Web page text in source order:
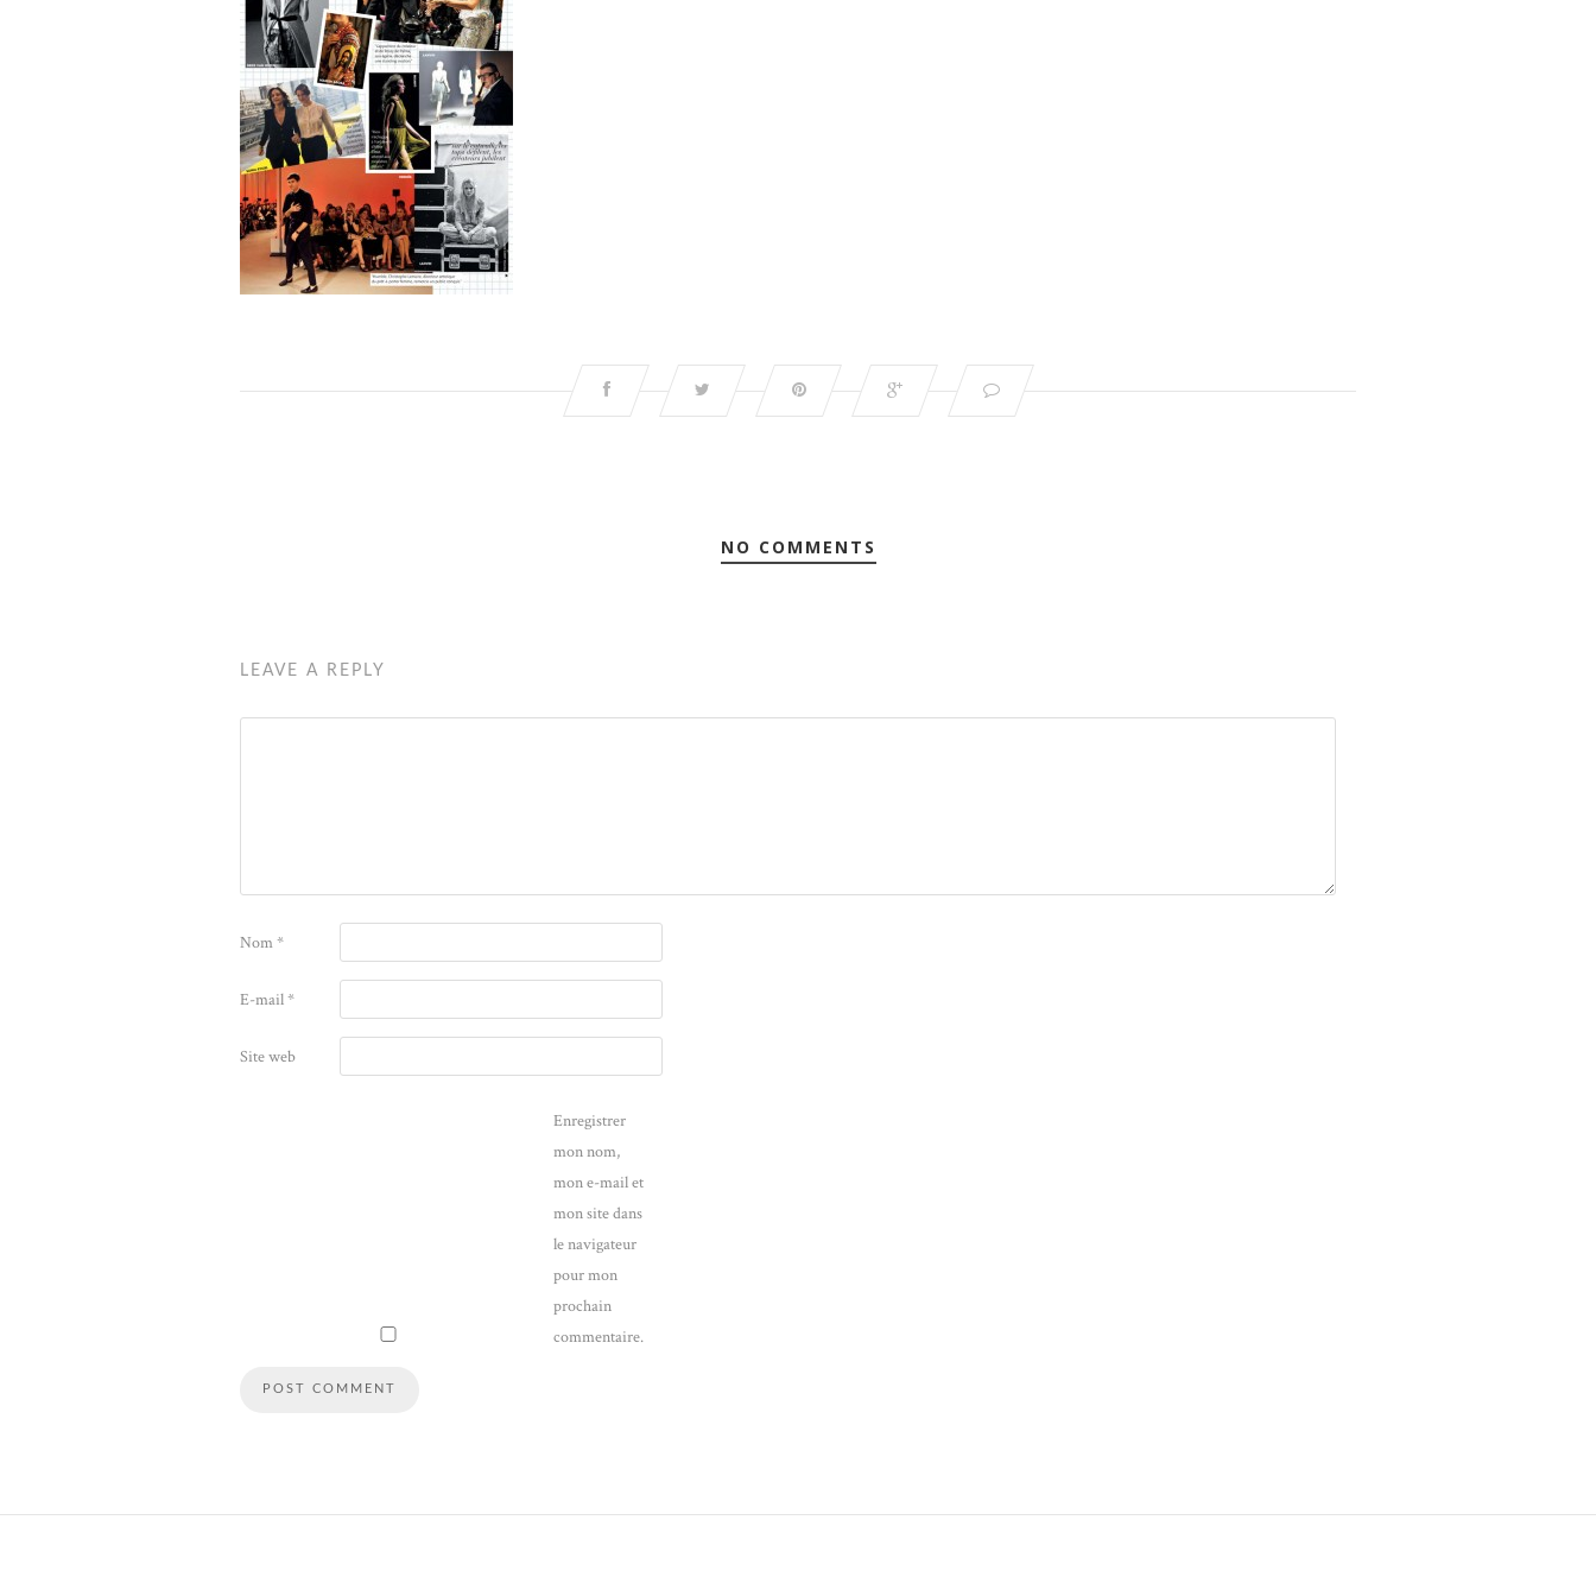
NO COMMENTS
LEAVE A REPLY
Nom*
E-mail*
Site web
Enregistrer
mon nom,
mon e-mail et
mon site dans
le navigateur
pour mon
prochain
commentaire.